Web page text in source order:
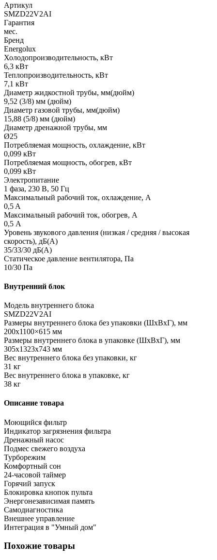
Артикул
SMZD22V2AI
Гарантия
мес.
Бренд
Energolux
Холодопроизводительность, кВт
6,3 кВт
Теплопроизводительность, кВт
7,1 кВт
Диаметр жидкостной трубы, мм(дюйм)
9,52 (3/8) мм (дюйм)
Диаметр газовой трубы, мм(дюйм)
15,88 (5/8) мм (дюйм)
Диаметр дренажной трубы, мм
Ø25
Потребляемая мощность, охлаждение, кВт
0,099 кВт
Потребляемая мощность, обогрев, кВт
0,099 кВт
Электропитание
1 фаза, 230 В, 50 Гц
Максимальный рабочий ток, охлаждение, А
0,5 A
Максимальный рабочий ток, обогрев, А
0,5 А
Уровень звукового давления (низкая / средняя / высокая
скорость), дБ(А)
35/33/30 дБ(А)
Статическое давление вентилятора, Па
10/30 Па
Внутренний блок
Модель внутреннего блока
SMZD22V2AI
Размеры внутреннего блока без упаковки (ШхВхГ), мм
200x1100×615 мм
Размеры внутреннего блока в упаковке (ШхВхГ), мм
305x1323x743 мм
Вес внутреннего блока без упаковки, кг
31 кг
Вес внутреннего блока в упаковке, кг
38 кг
Описание товара
Моющийся фильтр
Индикатор загрязнения фильтра
Дренажный насос
Подмес свежего воздуха
Турборежим
Комфортный сон
24-часовой таймер
Горячий запуск
Блокировка кнопок пульта
Энергонезависимая память
Самодиагностика
Внешнее управление
Интеграция в "Умный дом"
Похожие товары